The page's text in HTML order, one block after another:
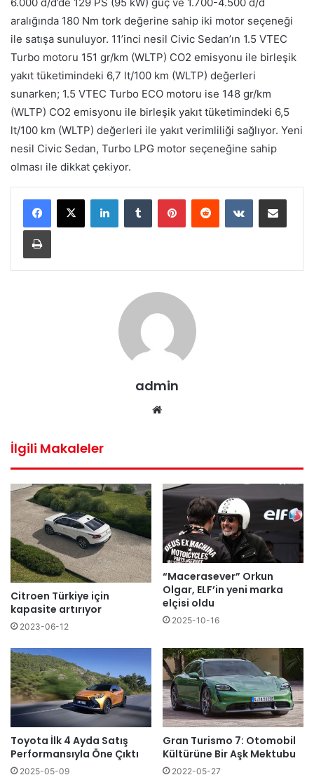
aralığında 180 Nm tork değerine sahip iki motor seçeneği
ile satışa sunuluyor. 11’inci nesil Civic Sedan’ın 1.5 VTEC
Turbo motoru 151 gr/km (WLTP) CO2 emisyonu ile birleşik
yakıt tüketimindeki 6,7 lt/100 km (WLTP) değerleri
sunarken; 1.5 VTEC Turbo ECO motoru ise 148 gr/km
(WLTP) CO2 emisyonu ile birleşik yakıt tüketimindeki 6,5
lt/100 km (WLTP) değerleri ile yakıt verimliliği sağlıyor. Yeni
nesil Civic Sedan, Turbo LPG motor seçeneğine sahip
olması ile dikkat çekiyor.
LinkedInTumblr PinterestReddit VKontakteE-Posta ile paylaş
Yazdır
admin
İlgili Makaleler
Citroen Türkiye için
kapasite artırıyor
2023-06-12
“Macerasever” Orkun
Olgar, ELF’in yeni marka
elçisi oldu
2025-10-16
Toyota İlk 4 Ayda Satış
Performansıyla Öne Çıktı
2025-05-09
Gran Turismo 7: Otomobil
Kültürüne Bir Aşk Mektubu
2022-05-27